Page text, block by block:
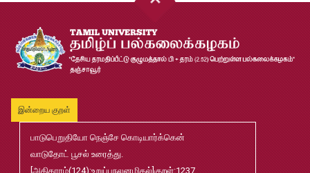
Jul
20
இளங்கலை முதுகலை தேர்வு முடிவுகள் 2026
Jul
20
முதுநிலை-பட்டயம்-தேர்வு-முடிவுகள்-மே2026
Jul
20
முனைவர்பட்டப்-பயிற்சிப்-பணித்-தேர்வு-முடிவுகள்-மே2026
இன்றைய குறள்
பாடுபெறுதியோ நெஞ்சே கொடியார்க்கென்
வாடுதோட் பூசல் உரைத்து.
[அதிகாரம்(124):உறுப்புநலனழிதல்]குறள்:1237